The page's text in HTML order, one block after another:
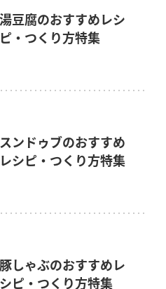
湯豆腐のおすすめレシ
ピ・つくり方特集
スンドゥブのおすすめ
レシピ・つくり方特集
豚しゃぶのおすすめレ
シピ・つくり方特集